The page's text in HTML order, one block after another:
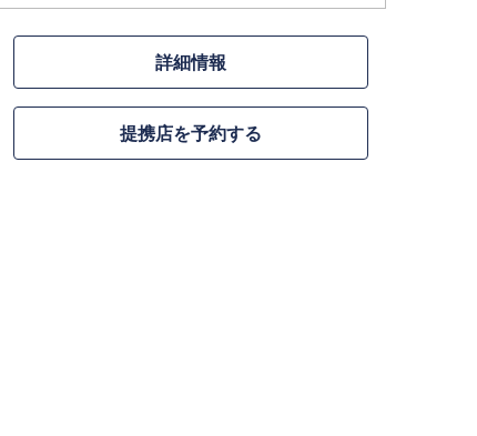
詳細情報
提携店を予約する